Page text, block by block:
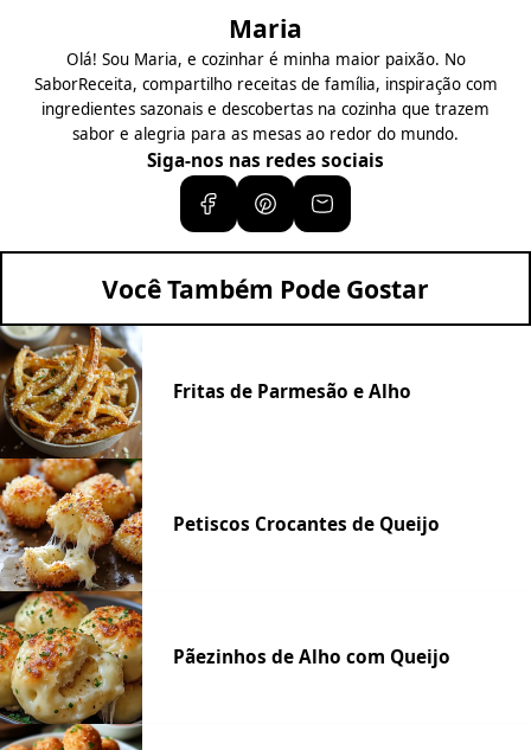
Maria
Olá! Sou Maria, e cozinhar é minha maior paixão. No
SaborReceita, compartilho receitas de família, inspiração com
ingredientes sazonais e descobertas na cozinha que trazem
sabor e alegria para as mesas ao redor do mundo.
Siga-nos nas redes sociais
Você Também Pode Gostar
Fritas de Parmesão e Alho
Petiscos Crocantes de Queijo
Pãezinhos de Alho com Queijo